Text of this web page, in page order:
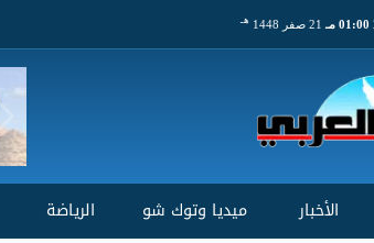
01:00 مـ 21 صفر 1448 هـ
الأخبار ميديا وتوك شو الرياضة